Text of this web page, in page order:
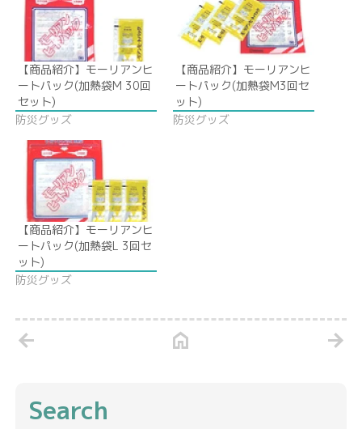
【商品紹介】モーリアンヒ
ートパック(加熱袋M 30回
セット)
防災グッズ
【商品紹介】モーリアンヒ
ートパック(加熱袋M3回セ
ット)
防災グッズ
【商品紹介】モーリアンヒ
ートパック(加熱袋L 3回セ
ット)
防災グッズ
arrow_back home arrow_forward
Search